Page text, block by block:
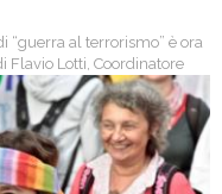
“guerra al terrorismo” è ora
Flavio Lotti, Coordinatore